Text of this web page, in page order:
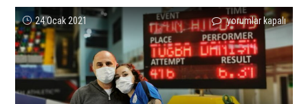
24 Ocak 2021
Tuğba
Danışmaz
Kırdığı
Türkiye
Rekorunu
yorumlar kapalı
Tuğba
Danışmaz’dan
Rekor
Egale!
yorumlar kapalı
U23
Akdeniz
Şampiyonası’nda
Sporcularımızdan
Başarılı
yorumlar kapalı
Yasin
Süzen
Avrupa
Şampiyonu!
yorumlar kapalı
Sporcumuz
Yaren
Yıldırım’dan
Salon
Türkiye
yorumlar kapalı
Avrupa
Atletizm
Şampiyonası’ndan
1
Altın,
yorumlar kapalı